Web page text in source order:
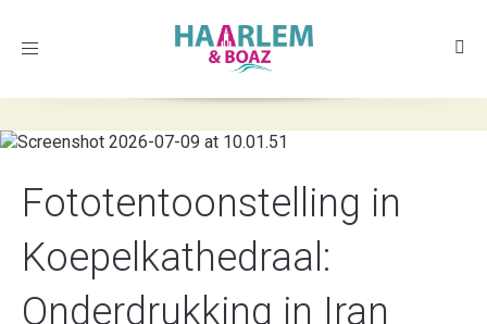
Toggle
Fototentoonstelling in
Koepelkathedraal:
Onderdrukking in Iran